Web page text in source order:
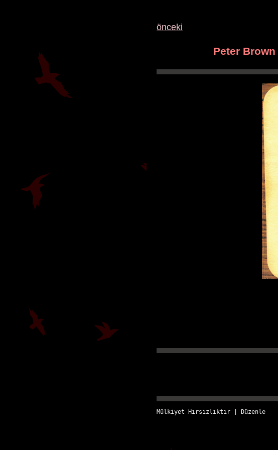
önceki
Peter Brown
Mülkiyet Hırsızlıktır Düzenle